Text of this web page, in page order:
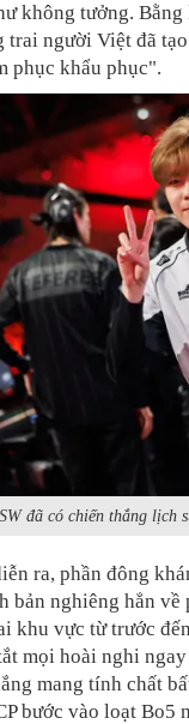
không tưởng.
trai người Việt đã
phục khẩu phục".
đã có chiến thắng lịch
ra, phần đông
bản nghiêng hẳn về
khu vực từ trước
mọi hoài nghi
mang tính chất
bước vào loạt Bo5